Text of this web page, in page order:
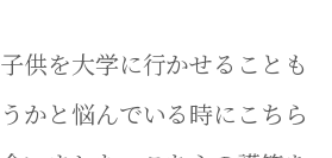
供を大学に行かせることも
かと悩んでいる時にこちら